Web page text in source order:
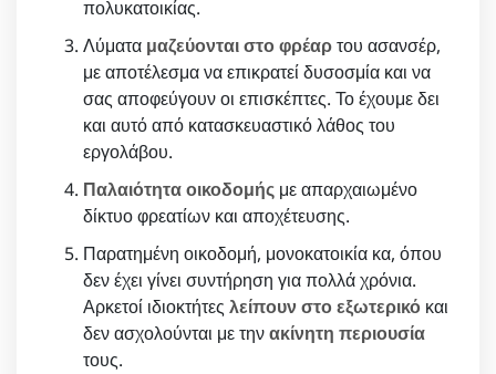
πολυκατοικίας.
Λύματα μαζεύονται στο φρέαρτου ασανσέρ,
με αποτέλεσμα να επικρατεί δυσοσμία και να
σας αποφεύγουν οι επισκέπτες. Το έχουμε δει
και αυτό από κατασκευαστικό λάθος του
εργολάβου.
Παλαιότητα οικοδομής με απαρχαιωμένο
δίκτυο φρεατίων και αποχέτευσης.
Παρατημένη οικοδομή, μονοκατοικία κα, όπου
δεν έχει γίνει συντήρηση για πολλά χρόνια.
Αρκετοί ιδιοκτήτες λείπουν στο εξωτερικό και
δεν ασχολούνται με τηνακίνητη περιουσία
τους.